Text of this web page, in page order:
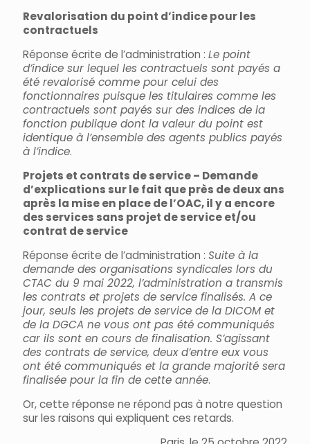
Revalorisation du point d’indice pour les
contractuels
Réponse écrite de l’administration : Le point
d’indice sur lequel les contractuels sont payés a
été revalorisé comme pour celui des
fonctionnaires puisque les titulaires comme les
contractuels sont payés sur des indices de la
fonction publique dont la valeur du point est
identique à l’ensemble des agents publics payés
à l’indice.
Projets et contrats de service – Demande
d’explications sur le fait que près de deux ans
après la mise en place de l’OAC, il y a encore
des services sans projet de service et/ou
contrat de service
Réponse écrite de l’administration : Suite à la
demande des organisations syndicales lors du
CTAC du 9 mai 2022, l’administration a transmis
les contrats et projets de service finalisés. A ce
jour, seuls les projets de service de la DICOM et
de la DGCA ne vous ont pas été communiqués
car ils sont en cours de finalisation. S’agissant
des contrats de service, deux d’entre eux vous
ont été communiqués et la grande majorité sera
finalisée pour la fin de cette année.
Or, cette réponse ne répond pas à notre question
sur les raisons qui expliquent ces retards.